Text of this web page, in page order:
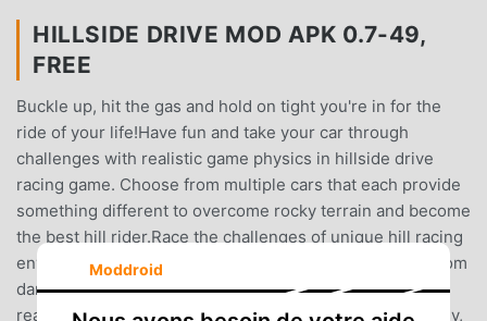
HILLSIDE DRIVE MOD APK 0.7-49,
FREE
Buckle up, hit the gas and hold on tight you're in for the
ride of your life!Have fun and take your car through
challenges with realistic game physics in hillside drive
racing game. Choose from multiple cars that each provide
something different to overcome rocky terrain and become
the best hill rider.Race the challenges of unique hill racing
environments with many different cars. Gain bonuses from
daring tricks and collect coins to upgrade your car and
reach even higher distances. The game seems to be easy,
Moddroid